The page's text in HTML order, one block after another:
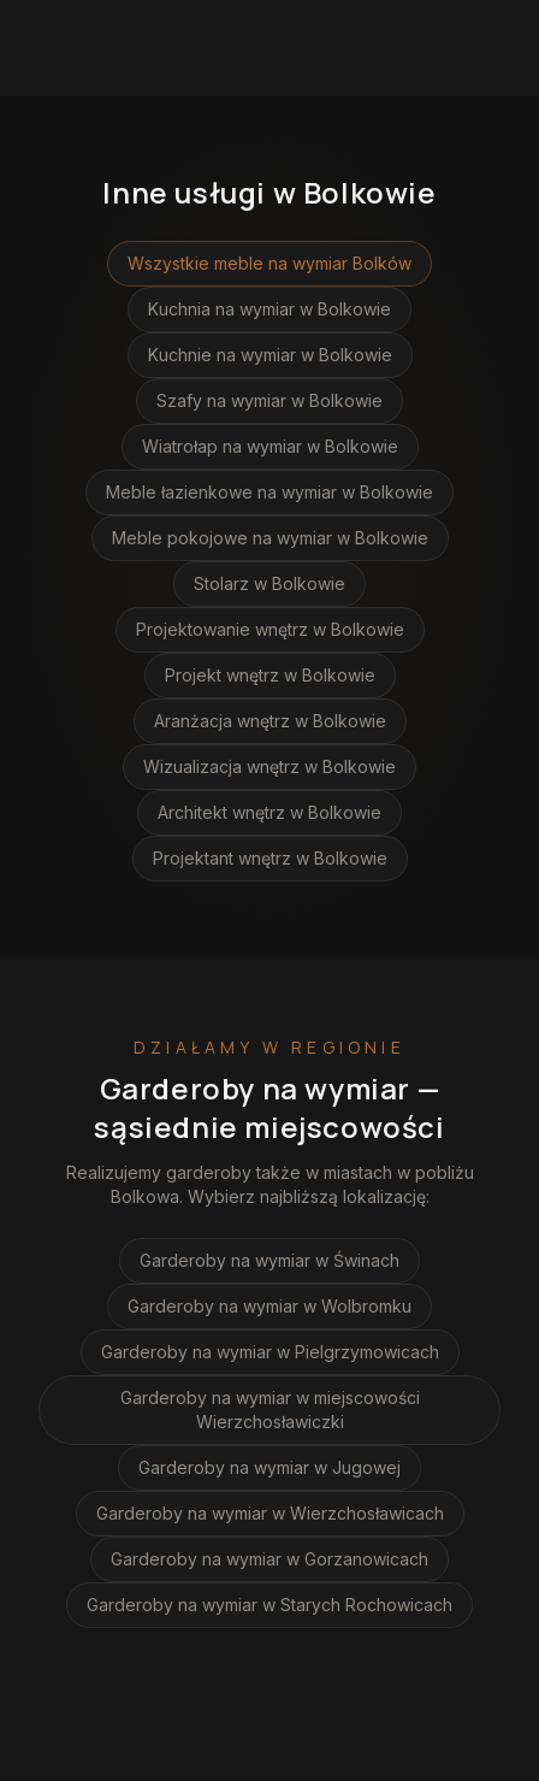
Inne usługi w Bolkowie
Wszystkie meble na wymiar Bolków
Kuchnia na wymiar w Bolkowie
Kuchnie na wymiar w Bolkowie
Szafy na wymiar w Bolkowie
Wiatrołap na wymiar w Bolkowie
Meble łazienkowe na wymiar w Bolkowie
Meble pokojowe na wymiar w Bolkowie
Stolarz w Bolkowie
Projektowanie wnętrz w Bolkowie
Projekt wnętrz w Bolkowie
Aranżacja wnętrz w Bolkowie
Wizualizacja wnętrz w Bolkowie
Architekt wnętrz w Bolkowie
Projektant wnętrz w Bolkowie
DZIAŁAMY W REGIONIE
Garderoby na wymiar —
sąsiednie miejscowości
Realizujemy garderobytakże w miastach w pobliżu
Bolkowa. Wybierz najbliższą lokalizację:
Garderoby na wymiar w Świnach
Garderoby na wymiar w Wolbromku
Garderoby na wymiar w Pielgrzymowicach
Garderoby na wymiar w miejscowości
Wierzchosławiczki
Garderoby na wymiar w Jugowej
Garderoby na wymiar w Wierzchosławicach
Garderoby na wymiar w Gorzanowicach
Garderoby na wymiar w Starych Rochowicach